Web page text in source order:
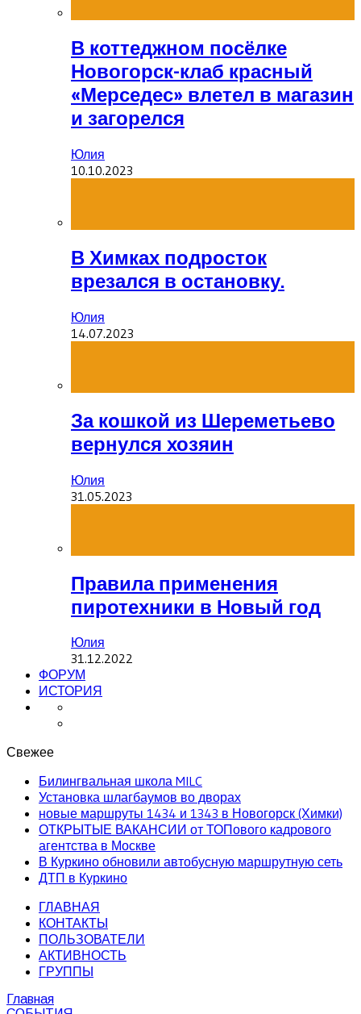
В коттеджном посёлке
Новогорск-клаб красный
«Мерседес» влетел в магазин
и загорелся
Юлия
10.10.2023
В Химках подросток
врезался в остановку.
Юлия
14.07.2023
За кошкой из Шереметьево
вернулся хозяин
Юлия
31.05.2023
Правила применения
пиротехники в Новый год
Юлия
31.12.2022
ФОРУМ
ИСТОРИЯ
Свежее
Билингвальная школа MILC
Установка шлагбаумов во дворах
новые маршруты 1434 и 1343 в Новогорск (Химки)
ОТКРЫТЫЕ ВАКАНСИИ от ТОПового кадрового
агентства в Москве
В Куркино обновили автобусную маршрутную сеть
ДТП в Куркино
ГЛАВНАЯ
КОНТАКТЫ
ПОЛЬЗОВАТЕЛИ
АКТИВНОСТЬ
ГРУППЫ
Главная